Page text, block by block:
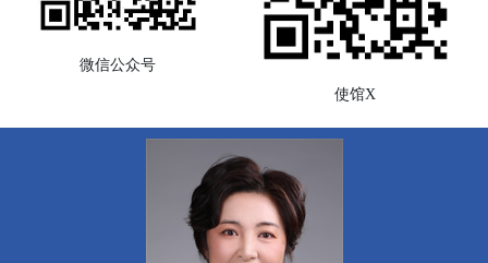
微信公众号
使馆X